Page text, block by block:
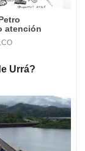
Urrá?